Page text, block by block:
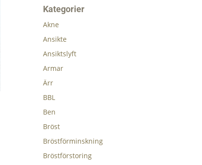
Kategorier
Akne
Ansikte
Ansiktslyft
Armar
Ärr
BBL
Ben
Bröst
Bröstförminskning
Bröstförstoring